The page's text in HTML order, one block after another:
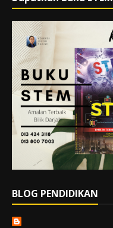
BLOG PENDIDIKAN